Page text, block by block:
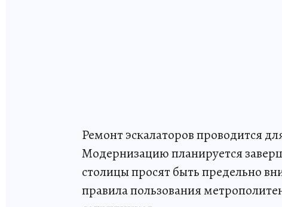
Ремонт эскалаторов проводится
Модернизацию планируется
столицы просят быть предельно
правила пользования